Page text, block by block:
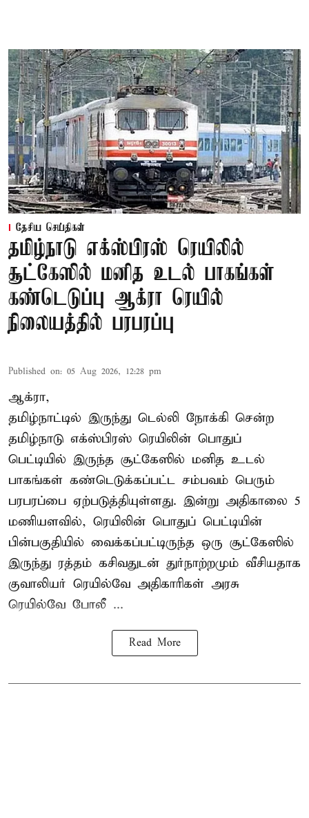
தேசிய செய்திகள்
தமிழ்நாடு எக்ஸ்பிரஸ் ரெயிலில்
சூட்கேஸில் மனித உடல் பாகங்கள்
கண்டெடுப்பு ஆக்ரா ரெயில்
நிலையத்தில் பரபரப்பு
Published on: 05 Aug 2026, 12:28 pm
ஆக்ரா,
தமிழ்நாட்டில் இருந்து டெல்லி நோக்கி சென்ற
தமிழ்நாடு எக்ஸ்பிரஸ் ரெயிலின் பொதுப்
பெட்டியில் இருந்த சூட்கேஸில் மனித உடல்
பாகங்கள் கண்டெடுக்கப்பட்ட சம்பவம் பெரும்
பரபரப்பை ஏற்படுத்தியுள்ளது. இன்று அதிகாலை 5
மணியளவில், ரெயிலின் பொதுப் பெட்டியின்
பின்பகுதியில் வைக்கப்பட்டிருந்த ஒரு சூட்கேஸில்
இருந்து ரத்தம் கசிவதுடன் துர்நாற்றமும் வீசியதாக
குவாலியர் ரெயில்வே அதிகாரிகள் அரசு
ரெயில்வே போலீ ...
Read More